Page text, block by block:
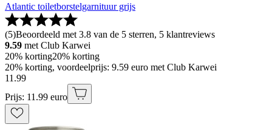
Atlantic toiletborstelgarnituur grijs
(5)Beoordeeld met 3.8 van de 5 sterren, 5 klantreviews
9.59 met Club Karwei
20% korting20% korting
20% korting, voordeelprijs: 9.59 euro met Club Karwei
11 .99
Prijs: 11.99 euro